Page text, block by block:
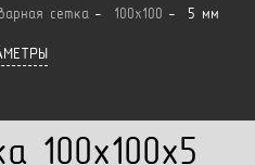
сетка 100x100 5 мм
100x100x5